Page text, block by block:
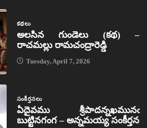
కథలు
అలసిన గుండెలు (కథ) –
రాచమల్లు రామచంద్రారెడ్డి
Tuesday, April 7, 2026
సంకీర్తనలు
ఏదైవము శ్రీపాదన్నఖమునఁ
బుట్టినగంగ – అన్నమయ్య సంకీర్తన